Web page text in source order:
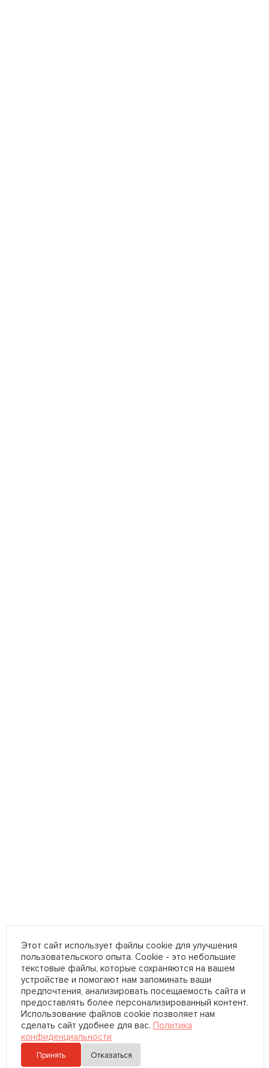
Этот сайт использует файлы cookie для улучшения
пользовательского опыта. Cookie - это небольшие
текстовые файлы, которые сохраняются на вашем
устройстве и помогают нам запоминать ваши
предпочтения, анализировать посещаемость сайта и
предоставлять более персонализированный контент.
Использование файлов cookie позволяет нам
сделать сайт удобнее для вас. Политика
конфиденциальности
Принять Отказаться